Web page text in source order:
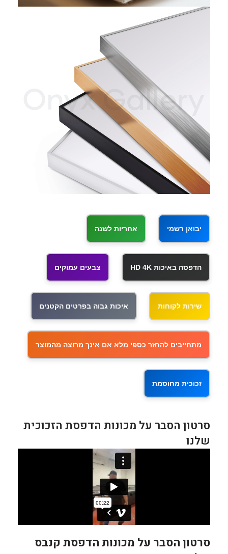
יבואן רשמי אחריות לשנה
הדפסה באיכות HD 4K צבעים עמוקים
שירות לקוחות איכות גבוה בפרטים הקטנים
מתחייבים להחזר כספי מלא אם אינך מרוצה מהמוצר
זכוכית מחוסמת
סרטון הסבר על מכונות הדפסת הזכוכית
שלנו
סרטון הסבר על מכונות הדפסת קנבס